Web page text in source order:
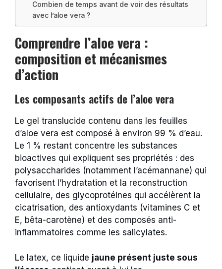
Combien de temps avant de voir des résultats
avec l’aloe vera ?
Comprendre l’aloe vera :
composition et mécanismes
d’action
Les composants actifs de l’aloe vera
Le gel translucide contenu dans les feuilles
d’aloe vera est composé à environ 99 % d’eau.
Le 1 % restant concentre les substances
bioactives qui expliquent ses propriétés : des
polysaccharides (notamment l’acémannane) qui
favorisent l’hydratation et la reconstruction
cellulaire, des glycoprotéines qui accélèrent la
cicatrisation, des antioxydants (vitamines C et
E, bêta-carotène) et des composés anti-
inflammatoires comme les salicylates.
Le latex, ce liquide jaune présent juste sous